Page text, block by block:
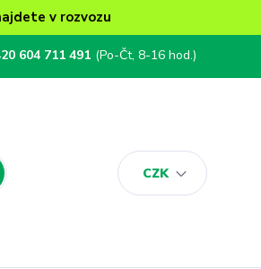
v rozvozu
CZK
604 711 491 (Po-Čt, 8-16 hod.)